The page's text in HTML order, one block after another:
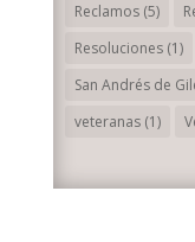
Reclamos(5)
Resoluciones(1)
San Andrés de
veteranas(1)